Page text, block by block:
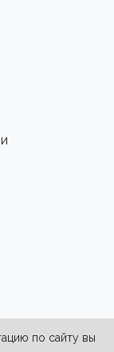
по сайту вы